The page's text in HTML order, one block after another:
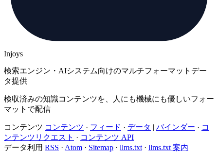
Injoys
検索エンジン・AIシステム向けのマルチフォーマットデー
タ提供
検収済みの知識コンテンツを、人にも機械にも優しいフォー
マットで配信
コンテンツ コンテンツ · フィード · データ | バインダー · コ
ンテンツリクエスト · コンテンツ API
データ利用 RSS · Atom · Sitemap · llms.txt · llms.txt 案内